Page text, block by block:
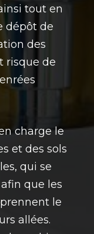
tout en
dépôt de
des
risque de
charge le
et des sols
qui se
que les
le
allées.